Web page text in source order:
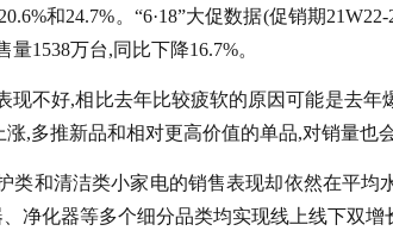
和24.7%。“6·18”大促数据(促销期
1538万台,同比下降16.7%。
现不好,相比去年比较疲软的原因可能是去年
,多推新品和相对更高价值的单品,对销量也
类和清洁类小家电的销售表现却依然在平均
净化器等多个细分品类均实现线上线下双增